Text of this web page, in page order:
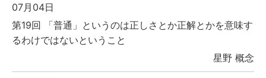
07月04日
第19回 「普通」というのは正しさとか正解とかを意味す
るわけではないということ
星野 概念